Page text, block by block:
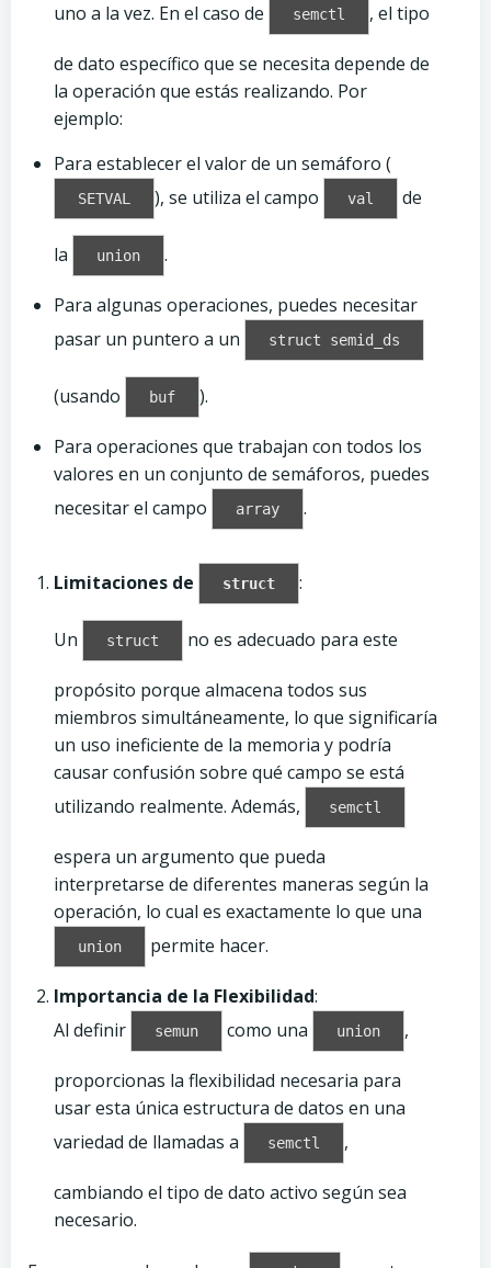
uno a la vez. En el caso de
semctl , el tipo
de dato específico que se necesita depende de
la operación que estás realizando. Por
ejemplo:
Para establecer el valor de un semáforo (
SETVAL ), se utiliza el campo val de
la union .
Para algunas operaciones, puedes necesitar
pasar un puntero a un
struct semid_ds
(usando buf ).
Para operaciones que trabajan con todos los
valores en un conjunto de semáforos, puedes
necesitar el campo
array .
Limitaciones de struct :
Un struct no es adecuado para este
propósito porque almacena todos sus
miembros simultáneamente, lo que significaría
un uso ineficiente de la memoria y podría
causar confusión sobre qué campo se está
utilizando realmente. Además,
semctl
espera un argumento que pueda
interpretarse de diferentes maneras según la
operación, lo cual es exactamente lo que una
union permite hacer.
Importancia de la Flexibilidad:
Al definir
semun como una union ,
proporcionas la flexibilidad necesaria para
usar esta única estructura de datos en una
variedad de llamadas a
semctl ,
cambiando el tipo de dato activo según sea
necesario.